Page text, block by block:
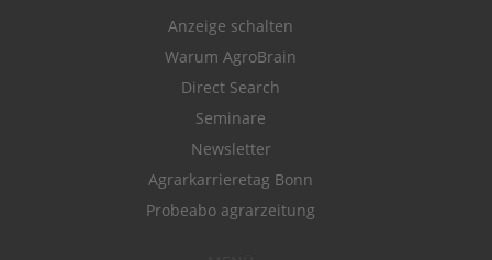
Anzeige schalten
Warum AgroBrain
Direct Search
Seminare
Newsletter
Agrarkarrieretag Bonn
Probeabo agrarzeitung